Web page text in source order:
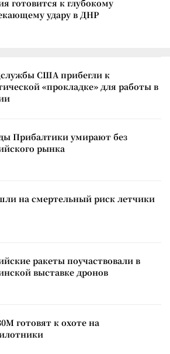
готовится к глубокому
удару в ДНР
США прибегли к
«прокладке» для работы в
Прибалтики умирают без
рынка
на смертельный риск летчики
ракеты поучаствовали в
выставке дронов
готовят к охоте на